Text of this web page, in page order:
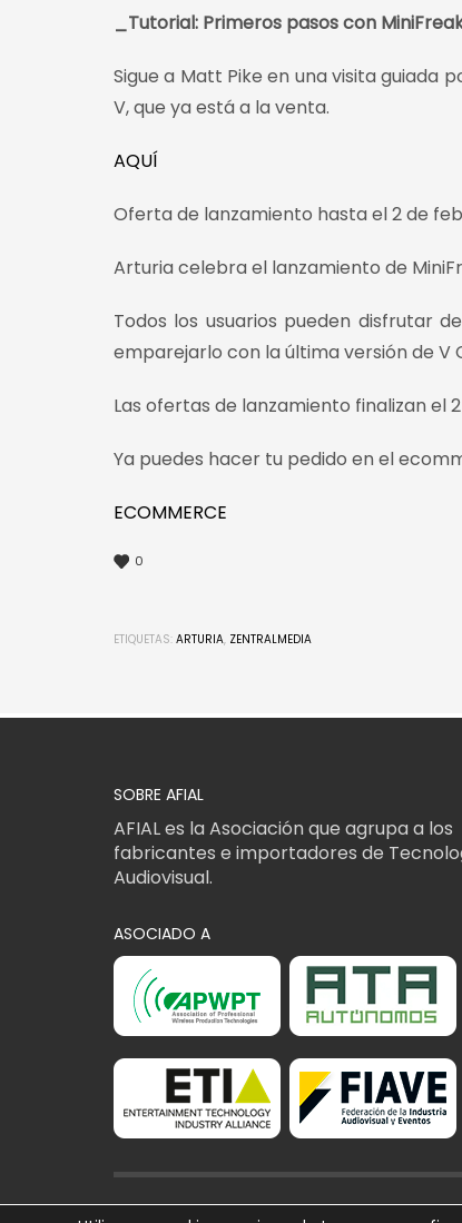
_Tutorial: Primeros pasos con
Sigue a Matt Pike en una visita guiada
V, que ya está a la venta.
AQUÍ
Oferta de lanzamiento hasta el 2 de
Arturia celebra el lanzamiento de
Todos los usuarios pueden disfrutar
emparejarlo con la última versión de V
Las ofertas de lanzamiento finalizan el
Ya puedes hacer tu pedido en el
ECOMMERCE
0
ETIQUETAS: ARTURIA, ZENTRALMEDIA
SOBRE AFIAL
AFIAL es la Asociación que agrupa a los
fabricantes e importadores de
Audiovisual.
ASOCIADO A